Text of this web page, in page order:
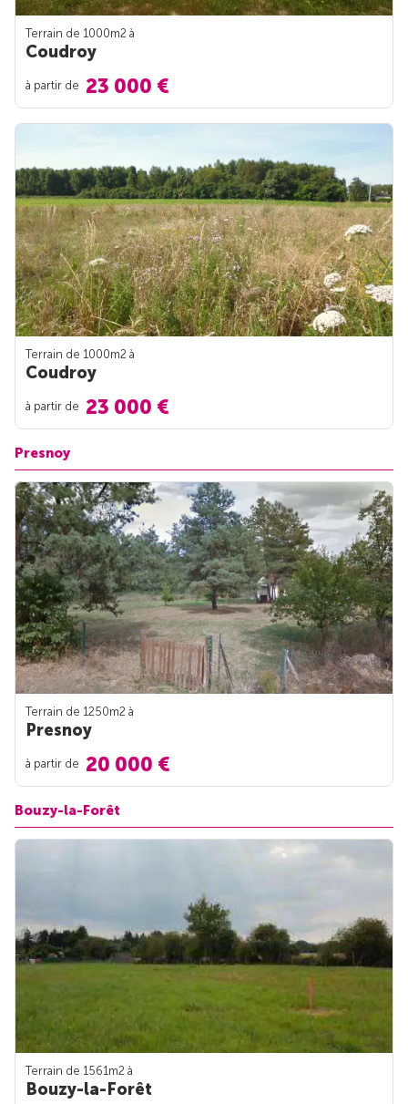
Terrain de 1000m2 à
Coudroy
à partir de 23 000 €
Terrain de 1000m2 à
Coudroy
à partir de 23 000 €
Presnoy
Terrain de 1250m2 à
Presnoy
à partir de 20 000 €
Bouzy-la-Forêt
Terrain de 1561m2 à
Bouzy-la-Forêt